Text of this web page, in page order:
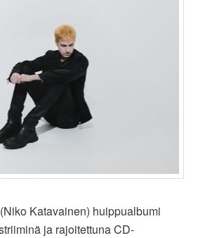
(Niko Katavainen) huippualbumi
ja rajoitettuna CD-